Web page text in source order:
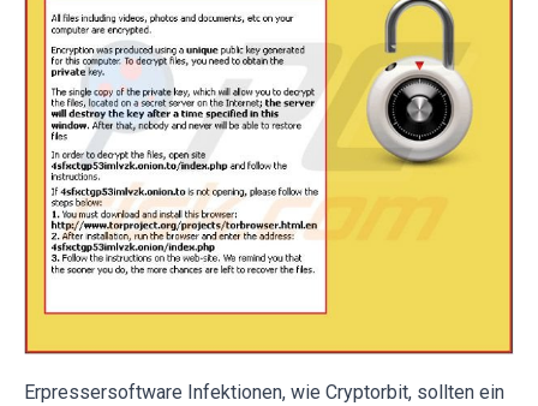
Erpressersoftware Infektionen, wie Cryptorbit, sollten ein